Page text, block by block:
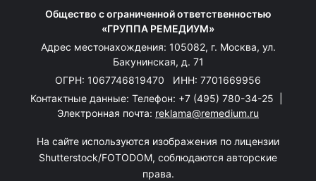
Общество с ограниченной ответственностью
«ГРУППА РЕМЕДИУМ»
Адрес местонахождения: 105082, г. Москва, ул.
Бакунинская, д. 71
ОГРН: 1067746819470 ИНН: 7701669956
Контактные данные: Телефон: +7 (495) 780-34-25
Электронная почта: reklama@remedium.ru
На сайте используются изображения по лицензии
Shutterstock/FOTODOM, соблюдаются авторские
права.